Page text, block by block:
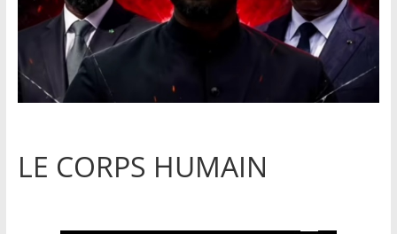
LE CORPS HUMAIN